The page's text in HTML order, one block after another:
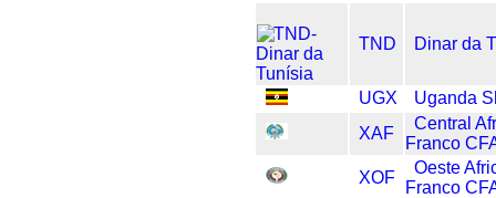
TND Dinar da
UGX
Uganda
XAF
Central
Franco
XOF
Oeste
Franco